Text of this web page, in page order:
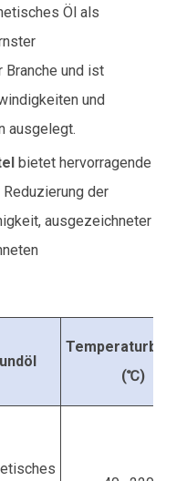
Öl als
Branche und ist
und
ausgelegt.
bietet hervorragende
der
ausgezeichneter
(℃)